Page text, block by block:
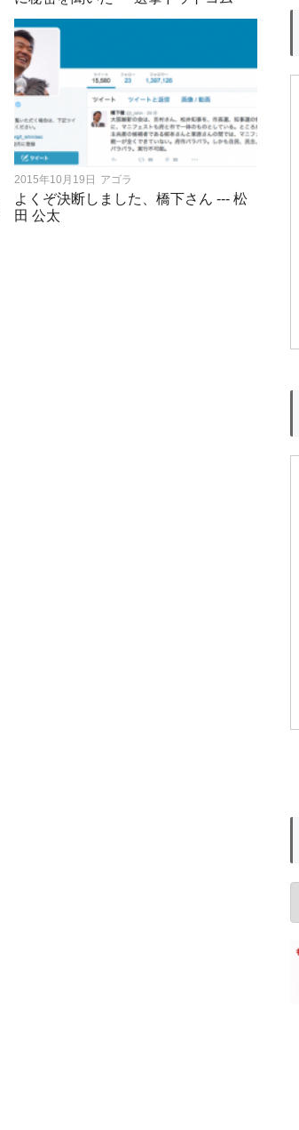
2015年10月19日 アゴラ
よくぞ決断しました、橋下さん --- 松
田 公太